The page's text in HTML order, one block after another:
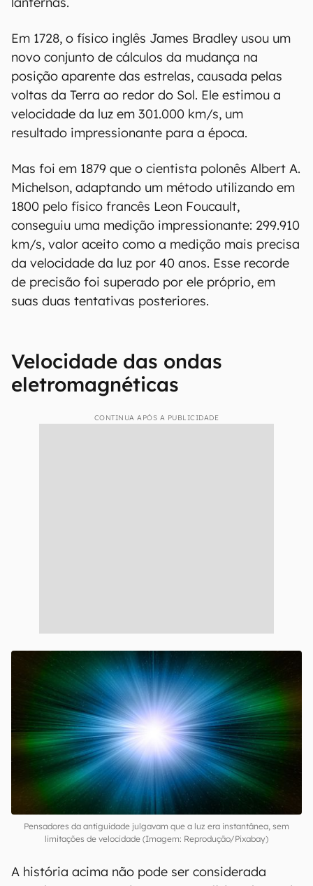
Em 1728, o físico inglês James Bradley usou um
novo conjunto de cálculos da mudança na
posição aparente das estrelas, causada pelas
voltas da Terra ao redor do Sol. Ele estimou a
velocidade da luz em 301.000 km/s, um
resultado impressionante para a época.
Mas foi em 1879 que o cientista polonês Albert A.
Michelson, adaptando um método utilizando em
1800 pelo físico francês Leon Foucault,
conseguiu uma medição impressionante: 299.910
km/s, valor aceito como a medição mais precisa
da velocidade da luz por 40 anos. Esse recorde
de precisão foi superado por ele próprio, em
suas duas tentativas posteriores.
Velocidade das ondas
eletromagnéticas
CONTINUA APÓS A PUBLICIDADE
Pensadores da antiguidade julgavam que a luz era instantânea, sem
limitações de velocidade (Imagem: Reprodução/Pixabay)
A história acima não pode ser considerada